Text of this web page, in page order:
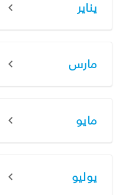
يناير
مارس
مايو
يوليو